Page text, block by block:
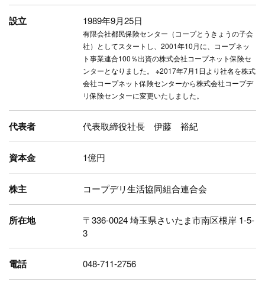
設立 1989年9月25日
有限会社都民保険センター（コープとうきょうの子会
社）としてスタートし、2001年10月に、コープネッ
ト事業連合100％出資の株式会社コープネット保険セ
ンターとなりました。 ※2017年7月1日より社名を株式
会社コープネット保険センターから株式会社コープデ
リ保険センターに変更いたしました。
代表者 代表取締役社長 伊藤 裕紀
資本金 1億円
株主 コープデリ生活協同組合連合会
所在地 〒336-0024埼玉県さいたま市南区根岸 1-5-
3
電話 048-711-2756